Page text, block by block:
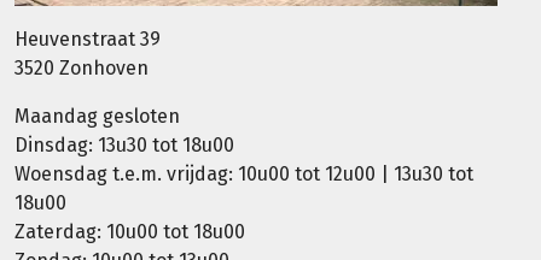
Heuvenstraat 39
3520 Zonhoven
Maandag gesloten
Dinsdag: 13u30 tot 18u00
Woensdag t.e.m. vrijdag: 10u00 tot 12u00 | 13u30 tot
18u00
Zaterdag: 10u00 tot 18u00